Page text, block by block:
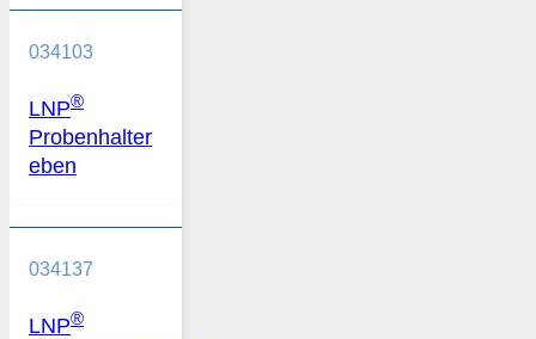
034103
LNP®
Probenhalter
eben
034137
LNP®